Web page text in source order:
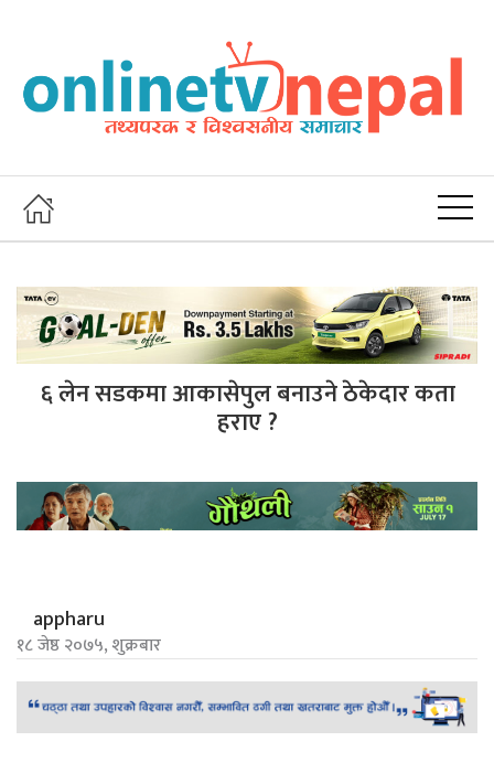
६ लेन सडकमा आकासेपुल बनाउने ठेकेदार कता
हराए ?
appharu
१८ जेष्ठ २०७५, शुक्रबार